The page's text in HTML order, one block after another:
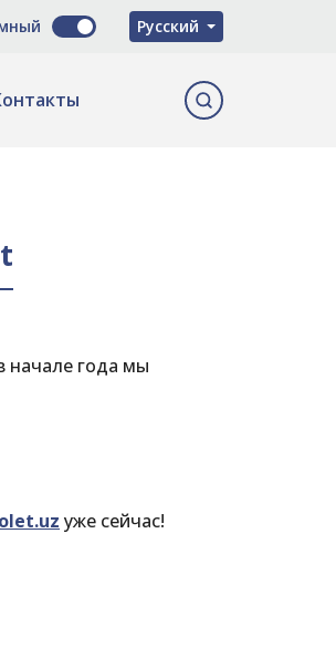
Русский
O'zbekcha
начале года мы
уже сейчас!